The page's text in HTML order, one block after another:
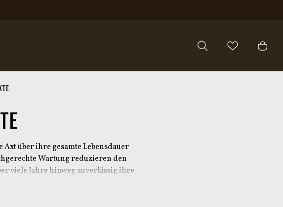
über ihre gesamte Lebensdauer
Wartung reduzieren den
viele Jahre hinweg zuverlässig ihre